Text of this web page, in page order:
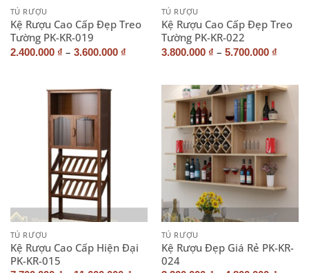
TỦ RƯỢU
Kệ Rượu Cao Cấp Đẹp Treo
Tường PK-KR-019
2.400.000 ₫ – 3.600.000 ₫
TỦ RƯỢU
Kệ Rượu Cao Cấp Đẹp Treo
Tường PK-KR-022
3.800.000 ₫ – 5.700.000 ₫
TỦ RƯỢU
Kệ Rượu Cao Cấp Hiện Đại
PK-KR-015
TỦ RƯỢU
Kệ Rượu Đẹp Giá Rẻ PK-KR-
024